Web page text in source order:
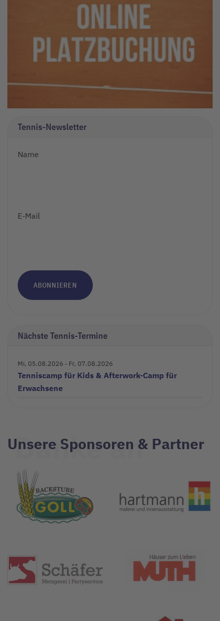
Tennis-Newsletter
Name
E-Mail
ABONNIEREN
Nächste Tennis-Termine
Mi, 05.08.2026 - Fr, 07.08.2026
Tenniscamp für Kids & Afterwork-Camp für
Erwachsene
Unsere Sponsoren & Partner
Danke an